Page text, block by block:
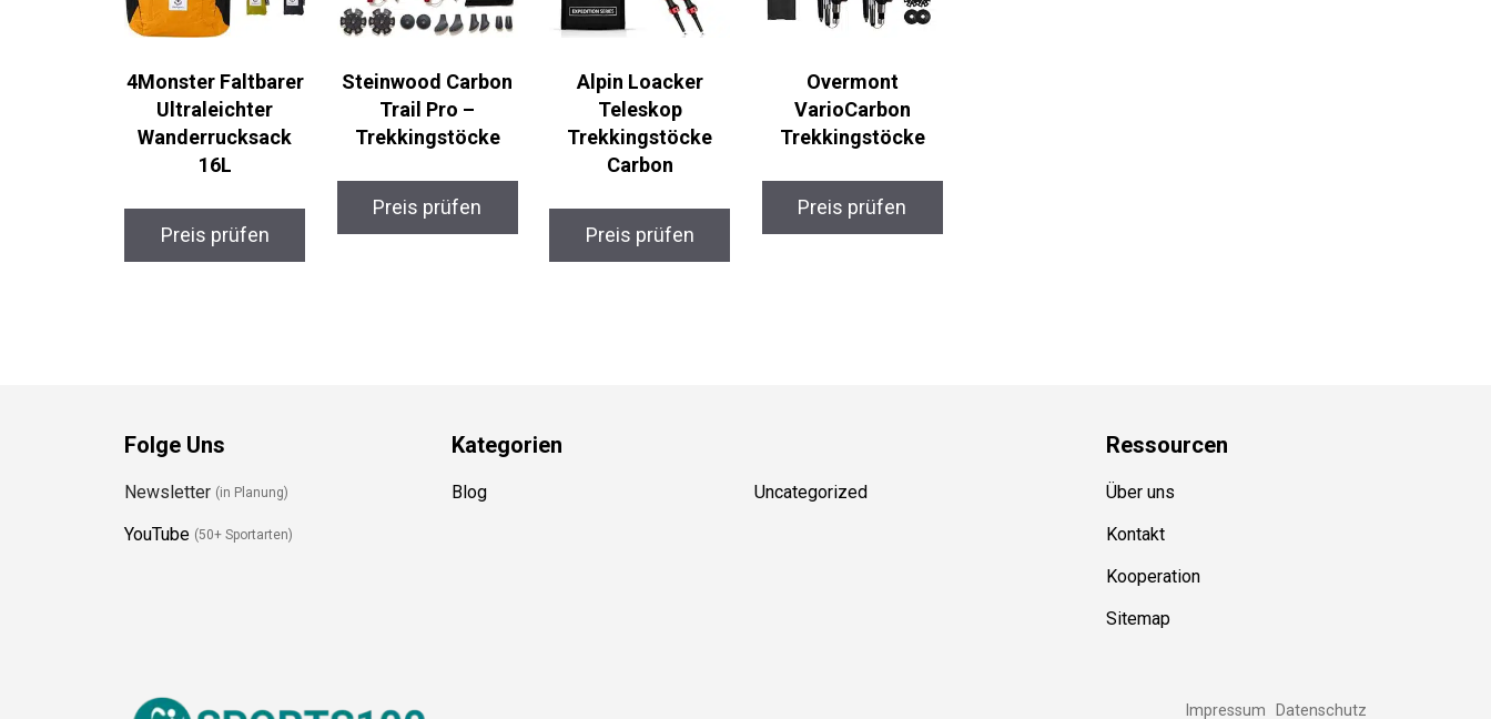
4Monster Faltbarer
Ultraleichter
Wanderrucksack
16L
Preis prüfen
Steinwood Carbon
Trail Pro –
Trekkingstöcke
Preis prüfen
Alpin Loacker
Teleskop
Trekkingstöcke
Carbon
Preis prüfen
Overmont
VarioCarbon
Trekkingstöcke
Preis prüfen
Folge Uns
Newsletter(in Planung)
YouTube (50+ Sportarten)
Kategorien
Blog Uncategorized
Ressourcen
Über uns
Kontakt
Kooperation
Sitemap
Impressum Datenschutz